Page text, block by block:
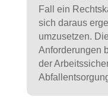
Fall ein
sich daraus
umzusetzen.
Anforderungen
der